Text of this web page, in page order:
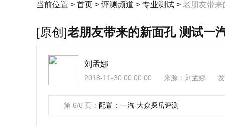
当前位置 > 首页 > 评测频道 > 专业测试 > 老朋友带
[原创]老朋友带来的新面孔 测试一
刘孟娜
2018-11-30 00:00:00 来源： 刘孟娜
第 6/6 页： 配置：一汽-大众探岳评测